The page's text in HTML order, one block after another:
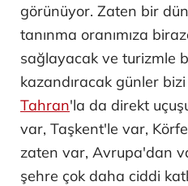
görünüyor. Zaten bir
tanınma oranımıza
sağlayacak ve turizmle
kazandıracak günler
Tahran'la da direkt
var, Taşkent'le var,
zaten var, Avrupa'dan
şehre çok daha ciddi